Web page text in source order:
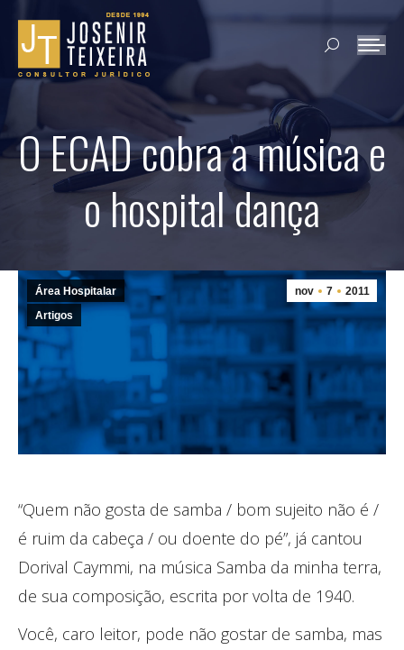
Search:
O ECAD cobra a música e
o hospital dança
nov 7 2011
Área Hospitalar
Artigos
“Quem não gosta de samba / bom sujeito não é /
é ruim da cabeça / ou doente do pé”, já cantou
Dorival Caymmi, na música Samba da minha terra,
de sua composição, escrita por volta de 1940.
Você, caro leitor, pode não gostar de samba, mas